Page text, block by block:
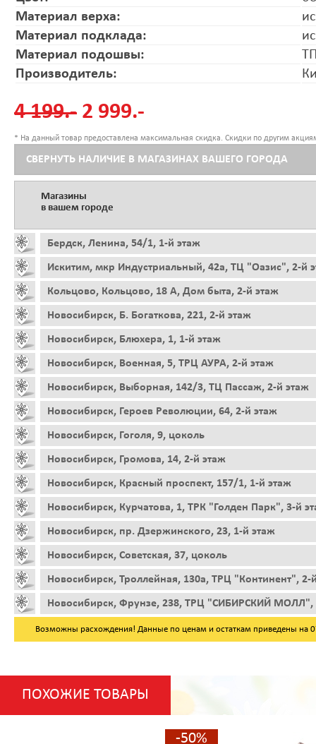
Материал верха:
Материал подклада:
Материал подошвы:
Производитель:
4 199.- 2 999.-
* На данный товар предоставлена максимальная скидка. Скидки по другим
СВЕРНУТЬ НАЛИЧИЕ В МАГАЗИНАХ ВАШЕГО ГОРОДА
Магазины
в вашем городе
Бердск, Ленина, 54/1, 1-й этаж
Искитим, мкр Индустриальный, 42а, ТЦ "Оазис", 2-й
Кольцово, Кольцово, 18 А, Дом быта, 2-й этаж
Новосибирск, Б. Богаткова, 221, 2-й этаж
Новосибирск, Блюхера, 1, 1-й этаж
Новосибирск, Военная, 5, ТРЦ АУРА, 2-й этаж
Новосибирск, Выборная, 142/3, ТЦ Пассаж, 2-й этаж
Новосибирск, Героев Революции, 64, 2-й этаж
Новосибирск, Гоголя, 9, цоколь
Новосибирск, Громова, 14, 2-й этаж
Новосибирск, Красный проспект, 157/1, 1-й этаж
Новосибирск, Курчатова, 1, ТРК "Голден Парк", 3-й
Новосибирск, пр. Дзержинского, 23, 1-й этаж
Новосибирск, Советская, 37, цоколь
Новосибирск, Троллейная, 130а, ТРЦ "Континент", 2-
Новосибирск, Фрунзе, 238, ТРЦ "СИБИРСКИЙ МОЛЛ",
Возможны расхождения! Данные по ценам и остаткам приведены на
ПОХОЖИЕ ТОВАРЫ
-50%